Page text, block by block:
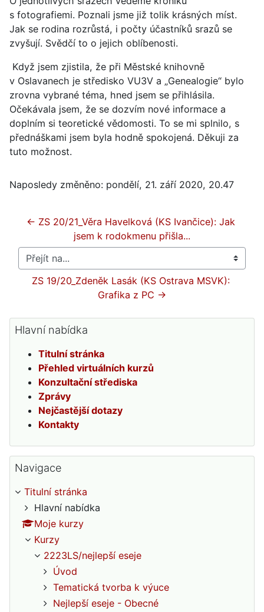
s fotografiemi. Poznali jsme již tolik krásných míst.
Jak se rodina rozrůstá, i počty účastníků srazů se
zvyšují. Svědčí to o jejich oblíbenosti.
Když jsem zjistila, že při Městské knihovně
v Oslavanech je středisko VU3V a „Genealogie“ bylo
zrovna vybrané téma, hned jsem se přihlásila.
Očekávala jsem, že se dozvím nové informace a
doplním si teoretické vědomosti. To se mi splnilo, s
přednáškami jsem byla hodně spokojená. Děkuji za
tuto možnost.
Naposledy změněno: pondělí, 21. září 2020, 20.47
← ZS 20/21_Věra Havelková (KS Ivančice): Jak
jsem k rodokmenu přišla...
Přejít na...
ZS 19/20_Zdeněk Lasák (KS Ostrava MSVK):
Grafika z PC →
Přeskočit: Hlavní nabídka
Hlavní nabídka
Titulní stránka
Přehled virtuálních kurzů
Konzultační střediska
Zprávy
Nejčastější dotazy
Kontakty
Přeskočit: Navigace
Navigace
Titulní stránka
Hlavní nabídka
Moje kurzy
Kurzy
2223LS/nejlepší eseje
Úvod
Tematická tvorba k výuce
Nejlepší eseje - Obecné